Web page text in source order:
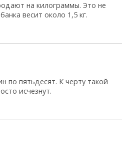
на килограммы. Это не
весит около 1,5 кг.
по пятьдесят. К черту такой
исчезнут.